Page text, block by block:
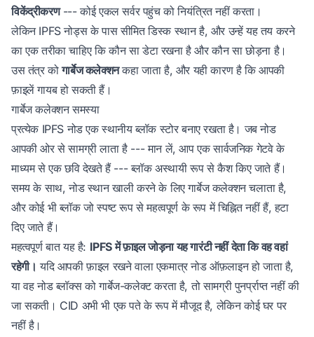
विकेंद्रीकरण--- कोई एकल सर्वर पहुंच को नियंत्रित नहीं करता।
लेकिन IPFS नोड्स के पास सीमित डिस्क स्थान है, और उन्हें यह तय करने
का एक तरीका चाहिए कि कौन सा डेटा रखना है और कौन सा छोड़ना है।
उस तंत्र कोगार्बेज कलेक्शनकहा जाता है, और यही कारण है कि आपकी
फ़ाइलें गायब हो सकती हैं।
गार्बेज कलेक्शन समस्या
प्रत्येक IPFS नोड एक स्थानीय ब्लॉक स्टोर बनाए रखता है। जब नोड
आपकी ओर से सामग्री लाता है --- मान लें, आप एक सार्वजनिक गेटवे के
माध्यम से एक छवि देखते हैं --- ब्लॉक अस्थायी रूप से कैश किए जाते हैं।
समय के साथ, नोड स्थान खाली करने के लिए गार्बेज कलेक्शन चलाता है,
और कोई भी ब्लॉक जो स्पष्ट रूप से महत्वपूर्ण के रूप में चिह्नित नहीं हैं, हटा
दिए जाते हैं।
महत्वपूर्ण बात यह है: IPFS में फ़ाइल जोड़ना यह गारंटी नहीं देता कि वह वहां
रहेगी। यदि आपकी फ़ाइल रखने वाला एकमात्र नोड ऑफ़लाइन हो जाता है,
या वह नोड ब्लॉक्स को गार्बेज-कलेक्ट करता है, तो सामग्री पुनर्प्राप्त नहीं की
जा सकती। CID अभी भी एक पते के रूप में मौजूद है, लेकिन कोई घर पर
नहीं है।